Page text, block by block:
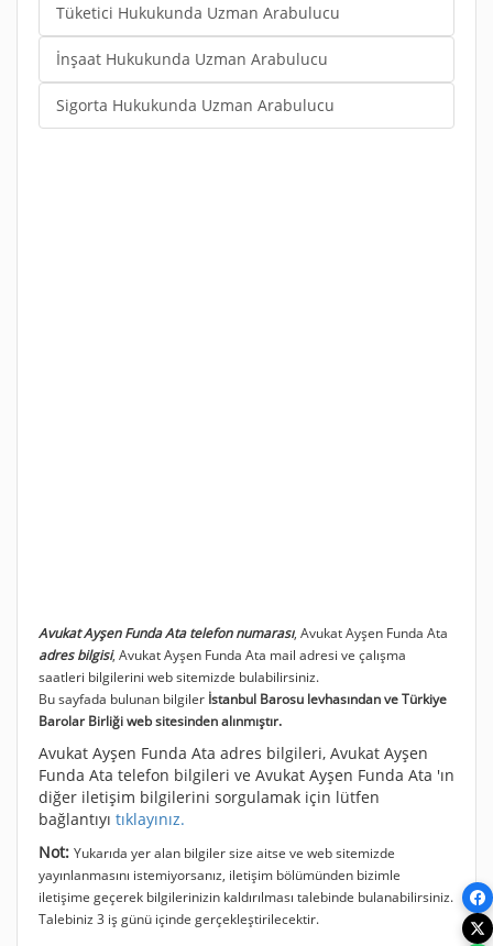
Tüketici Hukukunda Uzman Arabulucu
İnşaat Hukukunda Uzman Arabulucu
Sigorta Hukukunda Uzman Arabulucu
Avukat Ayşen Funda Ata telefon numarası, Avukat Ayşen Funda Ata
adres bilgisi, Avukat Ayşen Funda Ata mail adresi ve çalışma
saatleri bilgilerini web sitemizde bulabilirsiniz.
Bu sayfada bulunan bilgiler İstanbul Barosu levhasından ve Türkiye
Barolar Birliği web sitesinden alınmıştır.
Avukat Ayşen Funda Ata adres bilgileri, Avukat Ayşen
Funda Ata telefon bilgileri ve Avukat Ayşen Funda Ata 'ın
diğer iletişim bilgilerini sorgulamak için lütfen
bağlantıyı tıklayınız.
Not: Yukarıda yer alan bilgiler size aitse ve web sitemizde
yayınlanmasını istemiyorsanız, iletişim bölümünden bizimle
iletişime geçerek bilgilerinizin kaldırılması talebinde bulanabilirsiniz.
Talebiniz 3 iş günü içinde gerçekleştirilecektir.